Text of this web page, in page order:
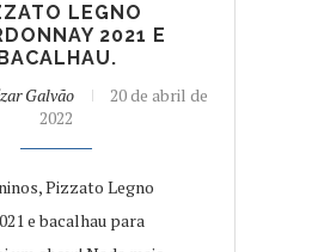
LEGNO
2021 E
BACALHAU.
Galvão
20 de abril de
2022
Pizzato Legno
e bacalhau para